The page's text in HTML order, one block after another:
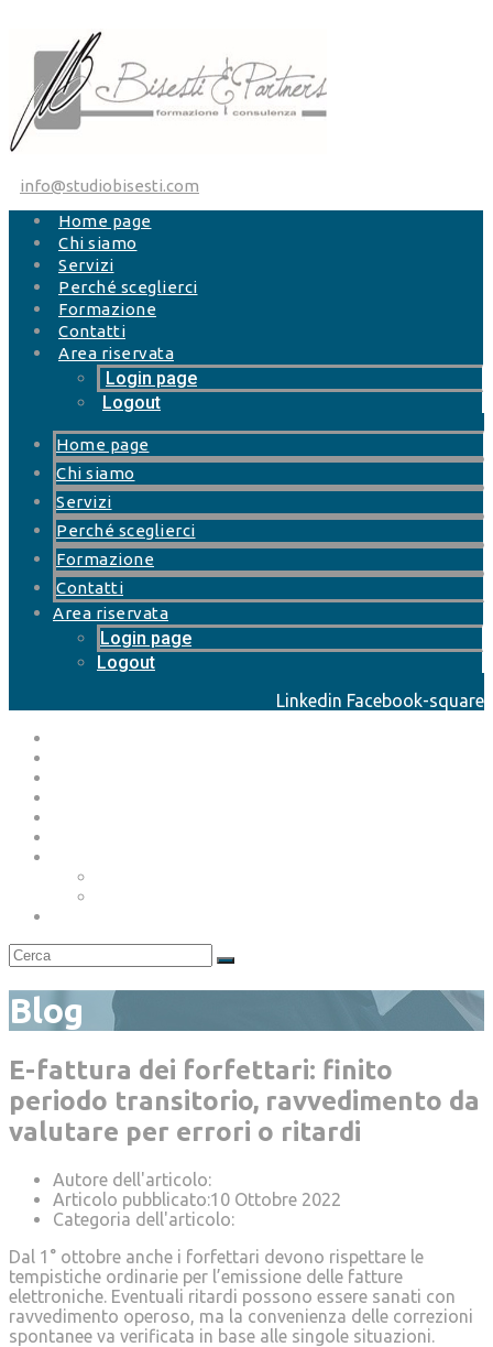
info@studiobisesti.com
Home page
Chi siamo
Servizi
Perché sceglierci
Formazione
Contatti
Area riservata
Login page
Logout
Home page
Chi siamo
Servizi
Perché sceglierci
Formazione
Contatti
Area riservata
Login page
Logout
Linkedin Facebook-square
Blog
E-fattura dei forfettari: finito
periodo transitorio, ravvedimento da
valutare per errori o ritardi
Autore dell'articolo:
Articolo pubblicato:10 Ottobre 2022
Categoria dell'articolo:
Dal 1° ottobre anche i forfettari devono rispettare le
tempistiche ordinarie per l’emissione delle fatture
elettroniche. Eventuali ritardi possono essere sanati con
ravvedimento operoso, ma la convenienza delle correzioni
spontanee va verificata in base alle singole situazioni.